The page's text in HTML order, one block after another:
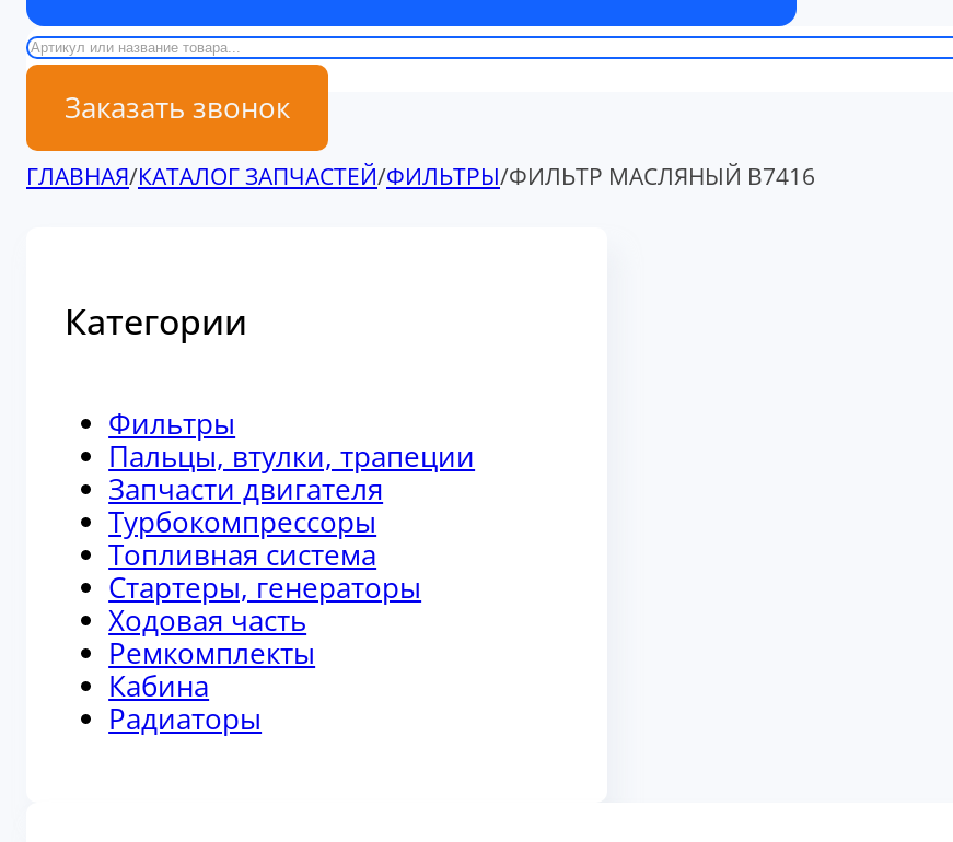
Поиск
Заказать звонок
ГЛАВНАЯ/КАТАЛОГ ЗАПЧАСТЕЙ/ФИЛЬТРЫ/ФИЛЬТР МАСЛЯНЫЙ B7416
Категории
Фильтры
Пальцы, втулки, трапеции
Запчасти двигателя
Турбокомпрессоры
Топливная система
Стартеры, генераторы
Ходовая часть
Ремкомплекты
Кабина
Радиаторы